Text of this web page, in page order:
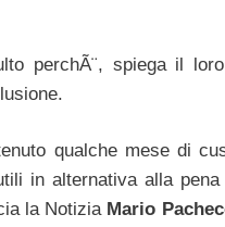
perchÃ¨, spiega il
qualche mese di
in alternativa alla
la Notizia Mario